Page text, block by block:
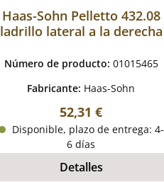
Haas-Sohn Pelletto 432.08
ladrillo lateral a la derecha
Número de producto: 01015465
Fabricante: Haas-Sohn
Precio normal:
52,31 €
Disponible, plazo de entrega: 4-
6 días
Detalles